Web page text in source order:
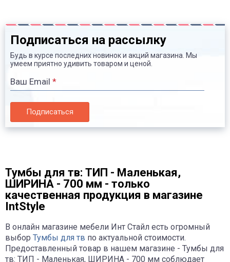
Подписаться на рассылку
Будь в курсе последних новинок и акций магазина. Мы
умеем приятно удивить товаром и ценой.
Ваш Email *
Подписаться
Тумбы для тв: ТИП - Маленькая,
ШИРИНА - 700 мм - только
качественная продукция в магазине
IntStyle
В онлайн магазине мебели Инт Стайл есть огромный
выбор Тумбы для тв по актуальной стоимости.
Предоставленный товар в нашем магазине - Тумбы для
тв: ТИП - Маленькая, ШИРИНА - 700 мм соблюдает